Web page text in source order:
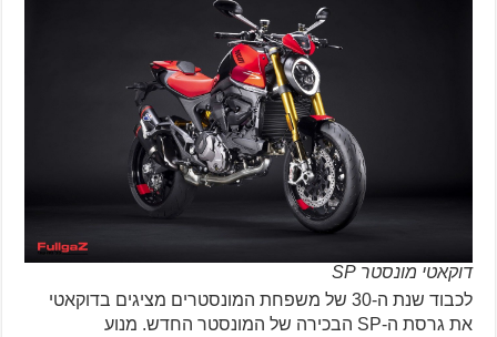
דוקאטי מונסטר SP
לכבוד שנת ה-30 של משפחת המונסטרים מציגים בדוקאטי
את גרסת ה-SP הבכירה של המונסטר החדש. מנוע